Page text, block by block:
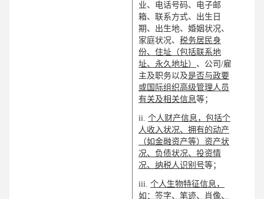
业、电话号码、电子邮
箱、联系方式、出生日
期、出生地、婚姻状况、
家庭状况、 税务居民身
份、住址（包括联系地
址、永久地址） 、公司/雇
主及职务以及是否与政要
或国际组织高级管理人员
有关及相关信息等；
ii. 个人财产信息，包括个
人收入状况、拥有的动产
（如金融资产等）资产状
况、负债状况、投资情
况、纳税人识别号等；
iii. 个人生物特征信息，
如：签字、笔迹、肖像、